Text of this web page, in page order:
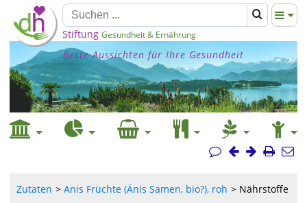
Stiftung Gesundheit & Ernährung
Beste Aussichten für Ihre Gesundheit
Zutaten Anis Früchte (Änis Samen, bio?), roh Nährstoffe